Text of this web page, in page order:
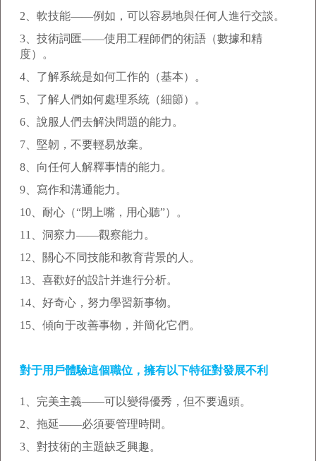
2、軟技能——例如，可以容易地與任何人進行交談。
3、技術詞匯——使用工程師們的術語（數據和精
度）。
4、了解系統是如何工作的（基本）。
5、了解人們如何處理系統（細節）。
6、說服人們去解決問題的能力。
7、堅韌，不要輕易放棄。
8、向任何人解釋事情的能力。
9、寫作和溝通能力。
10、耐心（“閉上嘴，用心聽”）。
11、洞察力——觀察能力。
12、關心不同技能和教育背景的人。
13、喜歡好的設計并進行分析。
14、好奇心，努力學習新事物。
15、傾向于改善事物，并簡化它們。
對于用戶體驗這個職位，擁有以下特征對發展不利
1、完美主義——可以變得優秀，但不要過頭。
2、拖延——必須要管理時間。
3、對技術的主題缺乏興趣。